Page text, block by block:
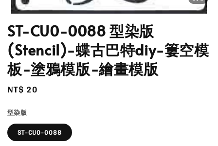
ST-CU0-0088 型染版
(Stencil)-蝶古巴特diy-簍空模
板-塗鴉模版-繪畫模版
Regular
NT$ 20
型染版
ST-CU0-0088